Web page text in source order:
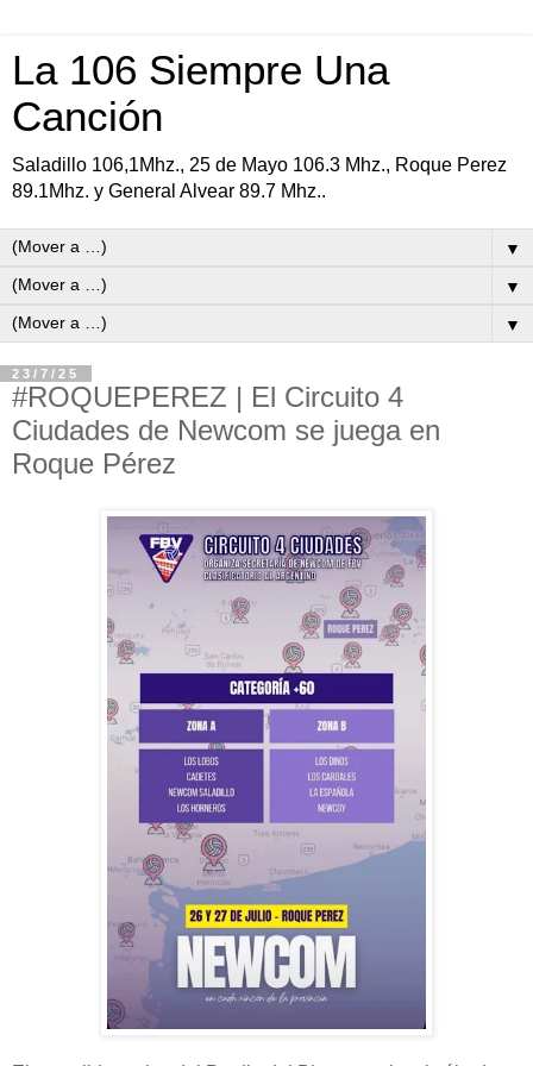
La 106 Siempre Una
Canción
Saladillo 106,1Mhz., 25 de Mayo 106.3 Mhz., Roque Perez
89.1Mhz. y General Alvear 89.7 Mhz..
▼
▼
▼
23/7/25
#ROQUEPEREZ | El Circuito 4
Ciudades de Newcom se juega en
Roque Pérez